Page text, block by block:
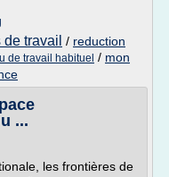
travail / reduction
de travail habituel / mon
...
les frontières de